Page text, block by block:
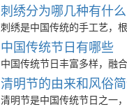
刺绣分为哪几种有什
刺绣是中国传统的手工艺，
中国传统节日有哪些
中国传统节日丰富多样，融
清明节的由来和风俗
清明节是中国传统节日之一